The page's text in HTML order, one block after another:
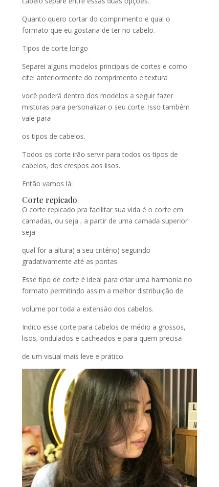
Quanto quero cortar do comprimento e qual o
formato que eu gostaria de ter no cabelo.
Tipos de corte longo
Separei alguns modelos principais de cortes e como
citei anteriormente do comprimento e textura
você poderá dentro dos modelos a seguir fazer
misturas para personalizar o seu corte. Isso também
vale para
os tipos de cabelos.
Todos os corte irão servir para todos os tipos de
cabelos, dos crespos aos lisos.
Então vamos lá:
Corte repicado
O corte repicado pra facilitar sua vida é o corte em
camadas, ou seja , a partir de uma camada superior
seja
qual for a altura( a seu critério) seguindo
gradativamente até as pontas.
Esse tipo de corte é ideal para criar uma harmonia no
formato permitindo assim a melhor distribuição de
volume por toda a extensão dos cabelos.
Indico esse corte para cabelos de médio a grossos,
lisos, ondulados e cacheados e para quem precisa
de um visual mais leve e prático.